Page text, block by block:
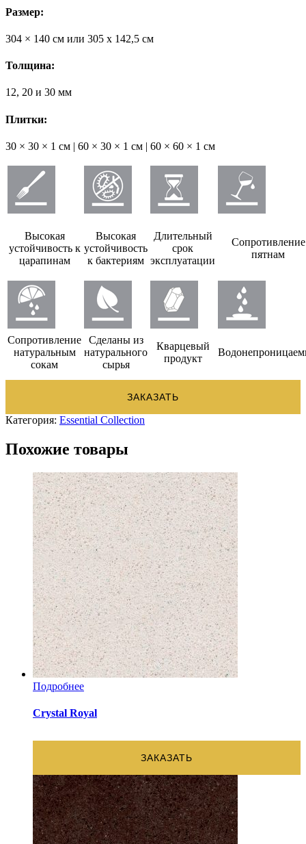
Размер:
304 × 140 см или 305 х 142,5 см
Толщина:
12, 20 и 30 мм
Плитки:
30 × 30 × 1 см | 60 × 30 × 1 см | 60 × 60 × 1 см
Высокая
устойчивость к
царапинам
Высокая
устойчивость
к бактериям
Длительный
срок
эксплуатации
Сопротивление
пятнам
Сопротивление
натуральным
сокам
Сделаны из
натурального
сырья
Кварцевый
продукт
ЗАКАЗАТЬ
Категория: Essential Collection
Похожие товары
Подробнее
Crystal Royal
ЗАКАЗАТЬ